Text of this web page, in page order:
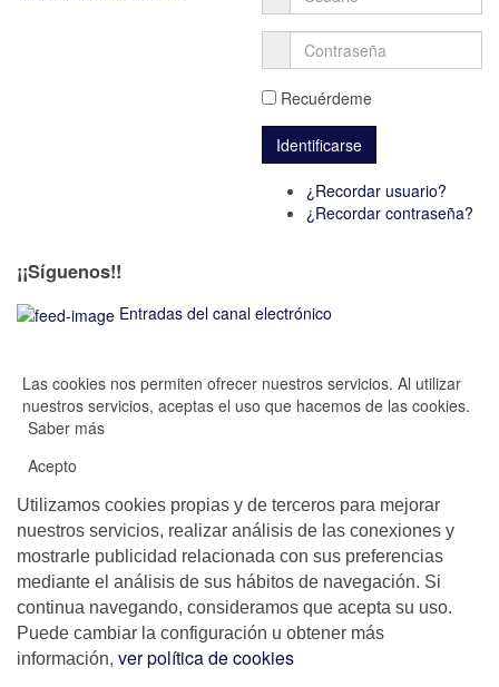
Recuérdeme
¿Recordar usuario?
¿Recordar contraseña?
¡¡Síguenos!!
Entradas del canal electrónico
Las cookies nos permiten ofrecer nuestros servicios. Al utilizar
nuestros servicios, aceptas el uso que hacemos de las cookies.
Saber más
Acepto
Utilizamos cookies propias y de terceros para mejorar
nuestros servicios, realizar análisis de las conexiones y
mostrarle publicidad relacionada con sus preferencias
mediante el análisis de sus hábitos de navegación. Si
continua navegando, consideramos que acepta su uso.
Puede cambiar la configuración u obtener más
información, ver política de cookies